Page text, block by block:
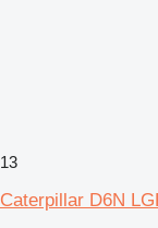
13
Caterpillar D6N